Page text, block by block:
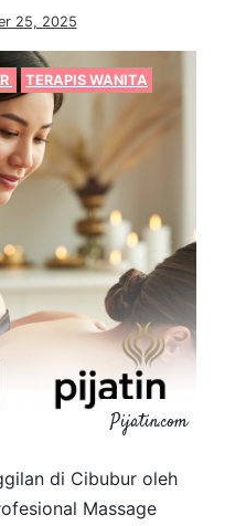
25, 2025
TERAPIS WANITA
Pijatin.com
di Cibubur oleh
Massage